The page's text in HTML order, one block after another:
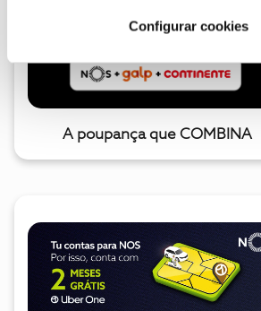
Configurar cookies
A poupança que COMBINA